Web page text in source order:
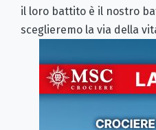
il loro battito è il nostro
sceglieremo la via della